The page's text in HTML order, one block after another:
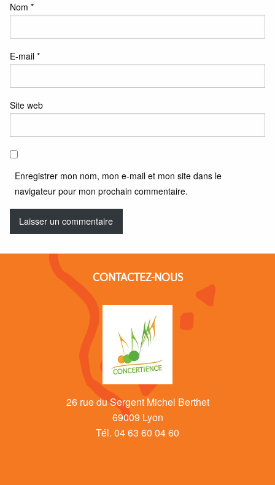
Nom *
E-mail *
Site web
Enregistrer mon nom, mon e-mail et mon site dans le
navigateur pour mon prochain commentaire.
CONTACTEZ-NOUS
26 rue du Sergent Michel Berthet
69009 Lyon
Tél. 04 63 60 04 60